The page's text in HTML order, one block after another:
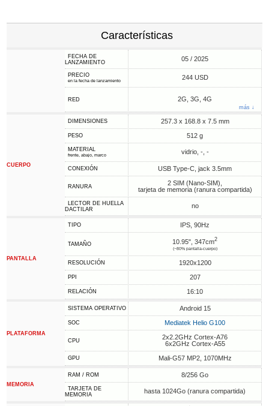
Características
FECHA DE
LANZAMIENTO
05 / 2025
PRECIO
en la fecha de lanzamiento 244 USD
RED 2G, 3G, 4G
más ↓
CUERPO
DIMENSIONES 257.3 x 168.8 x 7.5 mm
PESO 512 g
MATERIAL
frente, abajo, marco vidrio, -, -
CONEXIÓN USB Type-C, jack 3.5mm
RANURA
2 SIM (Nano-SIM),
tarjeta de memoria (ranura compartida)
LECTOR DE HUELLA
DACTILAR
no
PANTALLA
TIPO IPS, 90Hz
TAMAÑO 10.95", 347cm2
(~80% pantalla-cuerpo)
RESOLUCIÓN 1920x1200
PPI 207
RELACIÓN 16:10
PLATAFORMA
SISTEMA OPERATIVO Android 15
SOC Mediatek Helio G100
CPU
2x2.2GHz Cortex-A76
6x2GHz Cortex-A55
GPU Mali-G57 MP2, 1070MHz
MEMORIA
RAM / ROM 8/256 Go
TARJETA DE
MEMORIA
hasta 1024Go (ranura compartida)